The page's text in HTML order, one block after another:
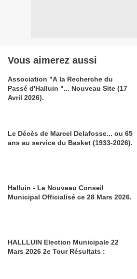
Vous aimerez aussi
Association "A la Recherche du
Passé d'Halluin "... Nouveau Site (17
Avril 2026).
Le Décès de Marcel Delafosse... ou 65
ans au service du Basket (1933-2026).
Halluin - Le Nouveau Conseil
Municipal Officialisé ce 28 Mars 2026.
HALLLUIN Election Municipale 22
Mars 2026 2e Tour Résultats :